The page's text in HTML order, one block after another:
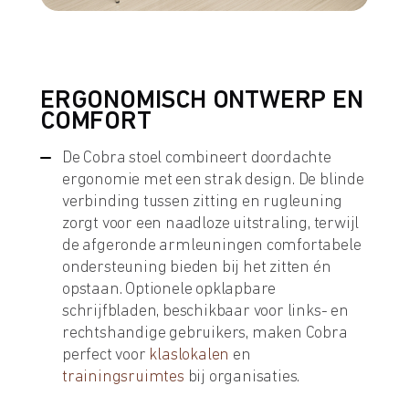
ERGONOMISCH ONTWERP EN
COMFORT
De Cobra stoel combineert doordachte
ergonomie met een strak design. De blinde
verbinding tussen zitting en rugleuning
zorgt voor een naadloze uitstraling, terwijl
de afgeronde armleuningen comfortabele
ondersteuning bieden bij het zitten én
opstaan. Optionele opklapbare
schrijfbladen, beschikbaar voor links- en
rechtshandige gebruikers, maken Cobra
perfect voor klaslokalen en
trainingsruimtes bij organisaties.